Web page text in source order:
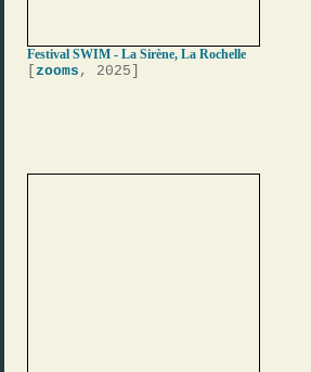
Festival SWIM - La Sirène, La Rochelle
[zooms , 2025]